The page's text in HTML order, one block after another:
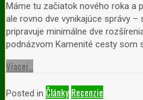
Máme tu začiatok nového roka a
ale rovno dve vynikajúce správy
pripravuje minimálne dve
podnázvom Kamenité cesty som
Viacej...
Posted in Články Recenzie